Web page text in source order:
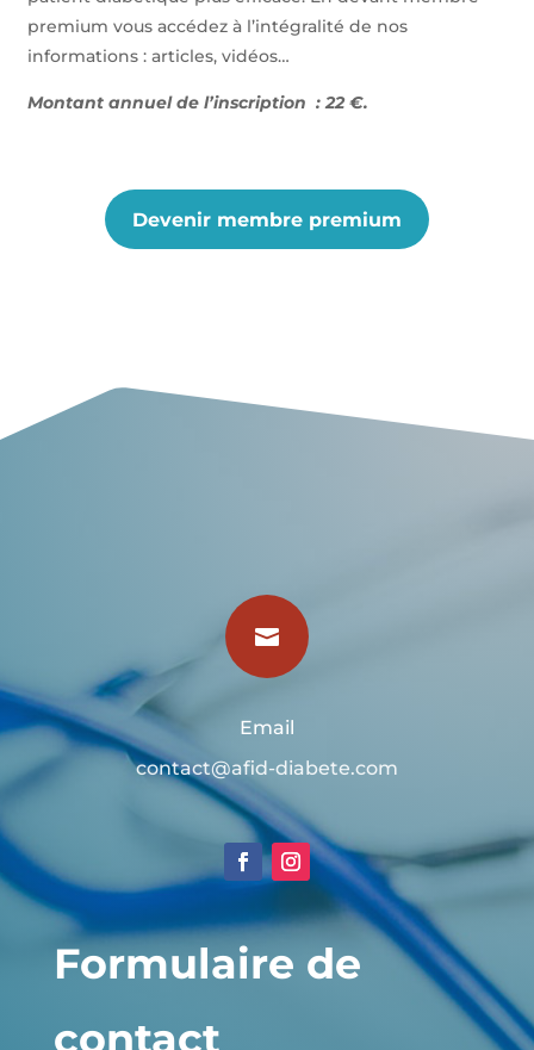
premium vous accédez à l’intégralité de nos
informations : articles, vidéos…
Montant annuel de l’inscription : 22 €.
Devenir membre premium

Email
contact@afid-diabete.com
Formulaire de
contact